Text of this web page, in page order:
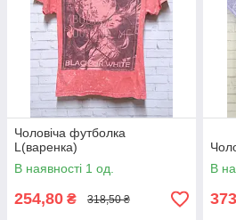
Чоловіча футболка
L(варенка)
В наявності 1 од.
254,80 ₴ 318,50 ₴
В